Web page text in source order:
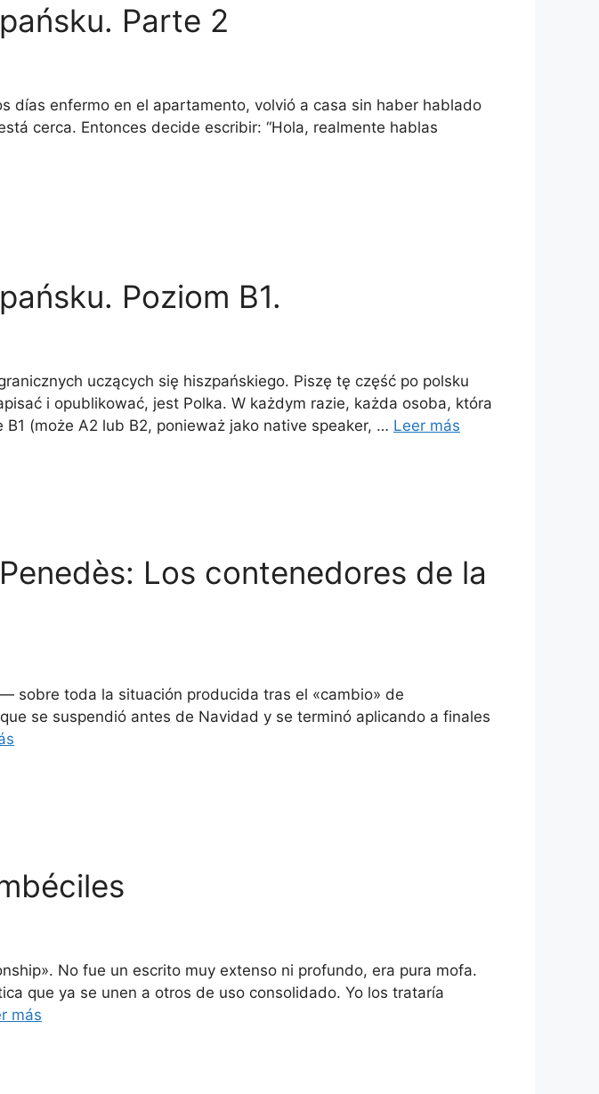
Parte 2
días enfermo en el apartamento, volvió a casa sin haber hablado
cerca. Entonces decide escribir: “Hola, realmente hablas
Poziom B1.
uczących się hiszpańskiego. Piszę tę część po polsku
i opublikować, jest Polka. W każdym razie, każda osoba, która
(może A2 lub B2, ponieważ jako native speaker, … Leer más
Los contenedores de la
sobre toda la situación producida tras el «cambio» de
se suspendió antes de Navidad y se terminó aplicando a finales
No fue un escrito muy extenso ni profundo, era pura mofa.
que ya se unen a otros de uso consolidado. Yo los trataría
más